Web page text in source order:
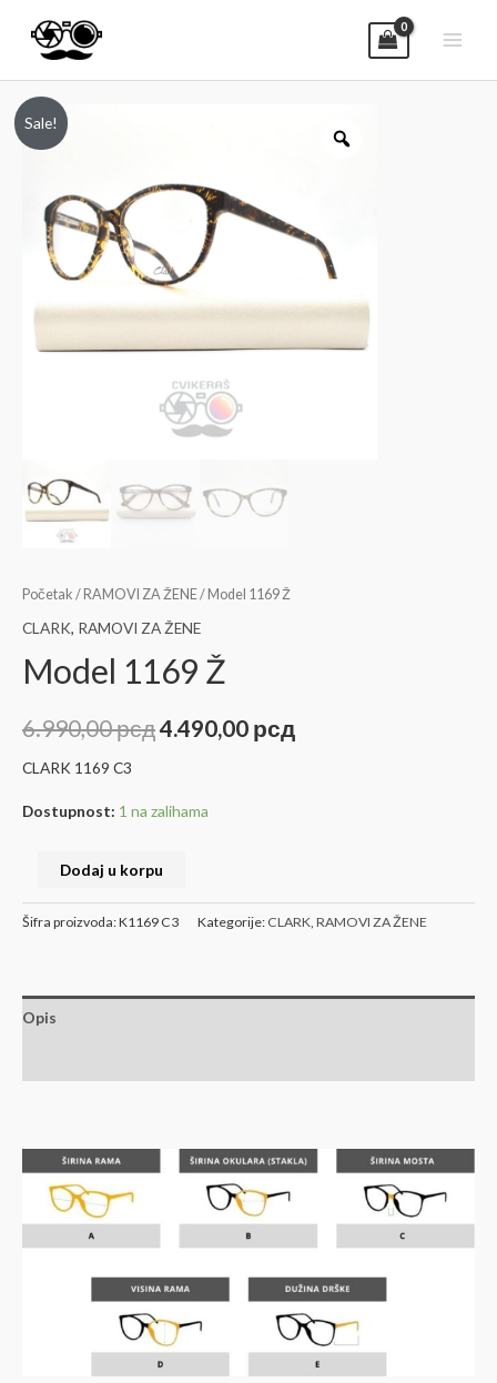
Sale!
Početak / RAMOVI ZA ŽENE/ Model 1169 Ž
CLARK, RAMOVI ZA ŽENE
Model 1169 Ž
6.990,00рсд4.490,00 рсд
CLARK 1169 C3
Dostupnost: 1 na zalihama
Dodaj u korpu
Šifra proizvoda:K1169 C3 Kategorije: CLARK, RAMOVI ZA ŽENE
Opis